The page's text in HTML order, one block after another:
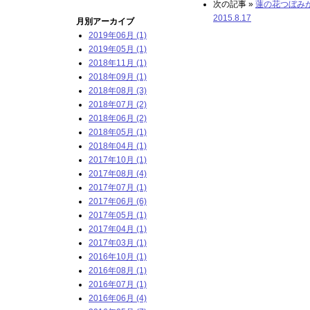
次の記事 » 蓮の花つぼみ
2015.8.17
月別アーカイブ
2019年06月 (1)
2019年05月 (1)
2018年11月 (1)
2018年09月 (1)
2018年08月 (3)
2018年07月 (2)
2018年06月 (2)
2018年05月 (1)
2018年04月 (1)
2017年10月 (1)
2017年08月 (4)
2017年07月 (1)
2017年06月 (6)
2017年05月 (1)
2017年04月 (1)
2017年03月 (1)
2016年10月 (1)
2016年08月 (1)
2016年07月 (1)
2016年06月 (4)